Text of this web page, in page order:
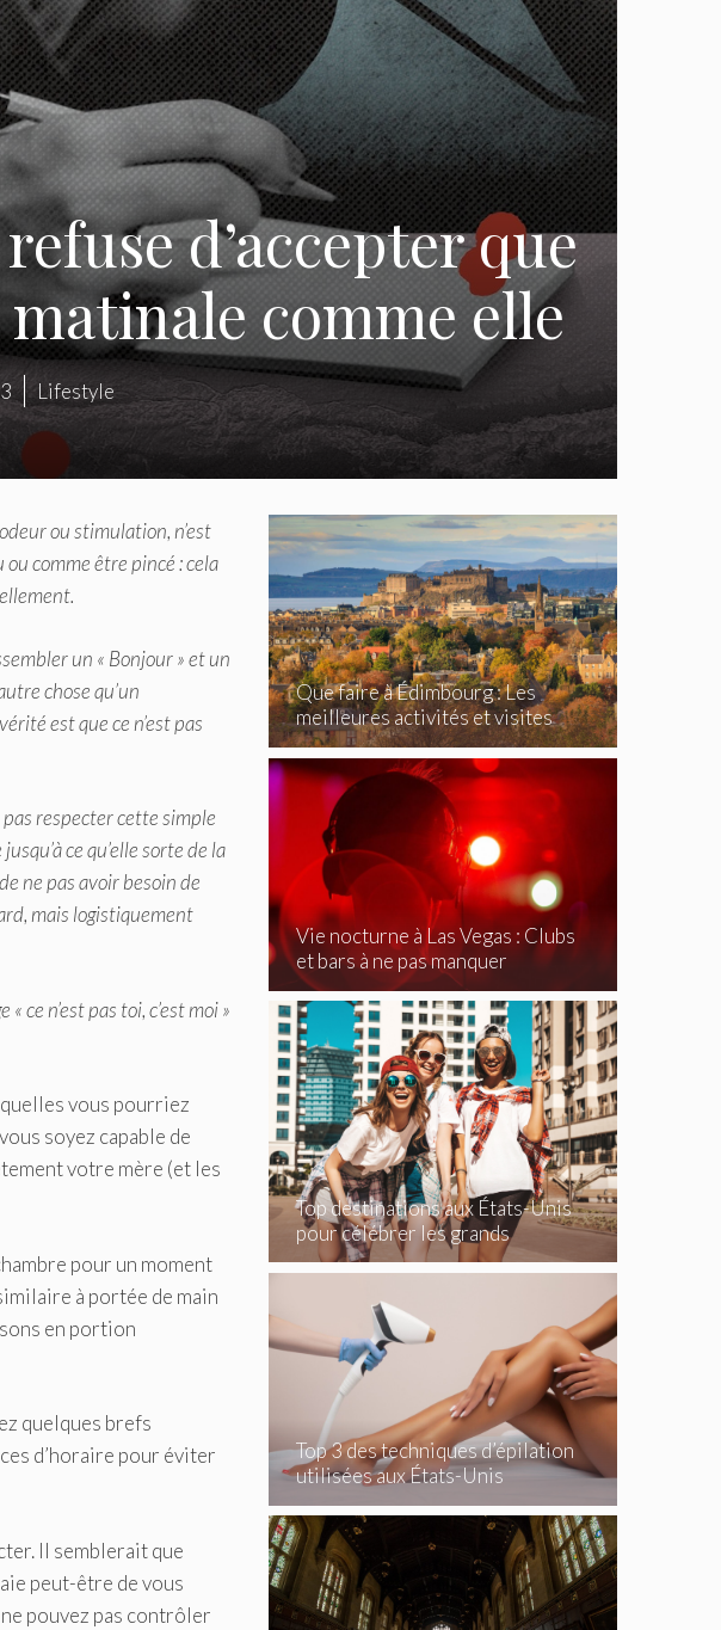
d’accepter que
comme elle
Lifestyle
ou stimulation, n’est
comme être pincé : cela
un « Bonjour » et un
chose qu’un
est que ce n’est pas
pas respecter cette simple
ce qu’elle sorte de la
ne pas avoir besoin de
mais logistiquement
ce n’est pas toi, c’est moi »
vous pourriez
soyez capable de
votre mère (et les
pour un moment
à portée de main
en portion
quelques brefs
d’horaire pour éviter
Il semblerait que
peut-être de vous
ne pouvez pas contrôler
Que faire à Édimbourg : Les
meilleures activités et visites
incontournables
Vie nocturne à Las Vegas : Clubs
et bars à ne pas manquer
Top destinations aux États-Unis
pour célébrer les grands
événements
Top 3 des techniques d’épilation
utilisées aux États-Unis